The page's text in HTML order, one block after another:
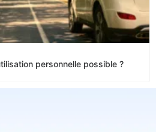
personnelle possible ?